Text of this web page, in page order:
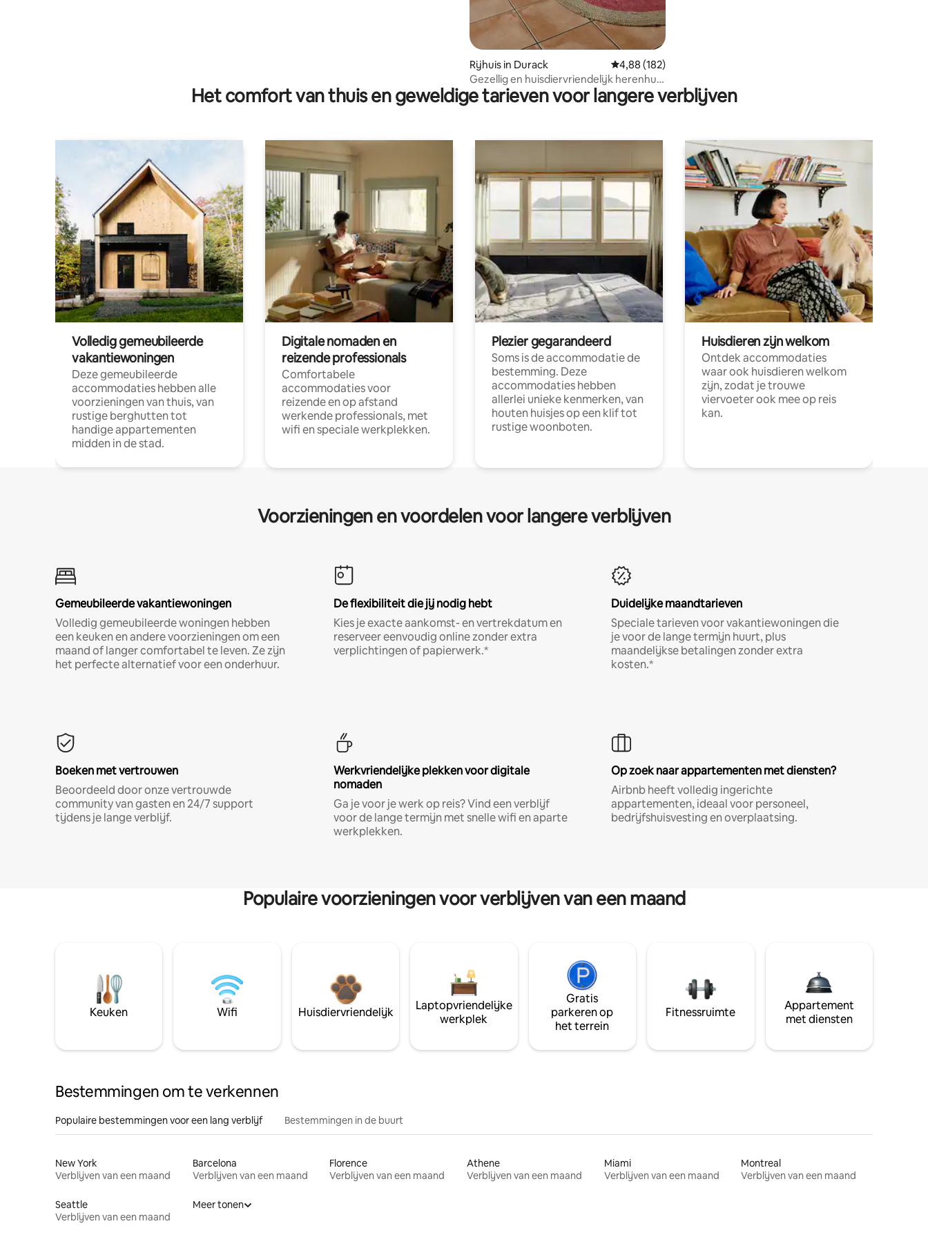
Rijhuis in Durack Gemiddelde beoordeling van 4,88 op 5, 182 recensies
4,88 (182)
Gezellig en huisdiervriendelijk herenhuis
met 3 slaapkamers
Het comfort van thuis en geweldige tarieven voor langere verblijven
Volledig gemeubileerde
vakantiewoningen
Deze gemeubileerde
accommodaties hebben alle
voorzieningen van thuis, van
rustige berghutten tot
handige appartementen
midden in de stad.
Digitale nomaden en
reizende professionals
Comfortabele
accommodaties voor
reizende en op afstand
werkende professionals, met
wifi en speciale werkplekken.
Plezier gegarandeerd
Soms is de accommodatie de
bestemming. Deze
accommodaties hebben
allerlei unieke kenmerken, van
houten huisjes op een klif tot
rustige woonboten.
Huisdieren zijn welkom
Ontdek accommodaties
waar ook huisdieren welkom
zijn, zodat je trouwe
viervoeter ook mee op reis
kan.
Voorzieningen en voordelen voor langere verblijven
Gemeubileerde vakantiewoningen
Volledig gemeubileerde woningen hebben
een keuken en andere voorzieningen om een
maand of langer comfortabel te leven. Ze zijn
het perfecte alternatief voor een onderhuur.
De flexibiliteit die jij nodig hebt
Kies je exacte aankomst- en vertrekdatum en
reserveer eenvoudig online zonder extra
verplichtingen of papierwerk.*
Duidelijke maandtarieven
Speciale tarieven voor vakantiewoningen die
je voor de lange termijn huurt, plus
maandelijkse betalingen zonder extra
kosten.*
Boeken met vertrouwen
Beoordeeld door onze vertrouwde
community van gasten en 24/7 support
tijdens je lange verblijf.
Werkvriendelijke plekken voor digitale
nomaden
Ga je voor je werk op reis? Vind een verblijf
voor de lange termijn met snelle wifi en aparte
werkplekken.
Op zoek naar appartementen met diensten?
Airbnb heeft volledig ingerichte
appartementen, ideaal voor personeel,
bedrijfshuisvesting en overplaatsing.
Populaire voorzieningen voor verblijven van een maand
Keuken Wifi Huisdiervriendelijk
Laptopvriendelijke
werkplek
Gratis
parkeren op
het terrein
Fitnessruimte
Appartement
met diensten
Bestemmingen om te verkennen
Populaire bestemmingen voor een lang verblijf Bestemmingen in de buurt
New York
Verblijven van een maand
Barcelona
Verblijven van een maand
Florence
Verblijven van een maand
Athene
Verblijven van een maand
Miami
Verblijven van een maand
Montreal
Verblijven van een maand
Seattle
Verblijven van een maand
Meer tonen